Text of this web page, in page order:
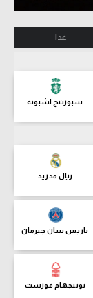
غدا
سبورتنج لشبونة
ريال مدريد
باريس سان جيرمان
نوتنجهام فورست